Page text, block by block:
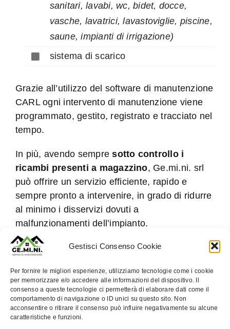
Gestisci Consenso Cookie
Per fornire le migliori esperienze, utilizziamo tecnologie come i cookie
per memorizzare e/o accedere alle informazioni del dispositivo. Il
consenso a queste tecnologie ci permetterà di elaborare dati come il
comportamento di navigazione o ID unici su questo sito. Non
acconsentire o ritirare il consenso può influire negativamente su alcune
caratteristiche e funzioni.
sanitari, lavabi, wc, bidet, docce,
vasche, lavatrici, lavastoviglie, piscine,
saune, impianti di irrigazione)
sistema di scarico
Grazie all’utilizzo del software di manutenzione
CARL ogni intervento di manutenzione viene
programmato, gestito, registrato e tracciato nel
tempo.
In più, avendo sempresotto controllo i
ricambi presenti a magazzino, Ge.mi.ni. srl
può offrire un servizio efficiente, rapido e
sempre pronto a intervenire, in grado di ridurre
al minimo i disservizi dovuti a
malfunzionamenti dell’impianto.
Per maggiori informazioni contattate il
nostro Ufficio Tecnico.